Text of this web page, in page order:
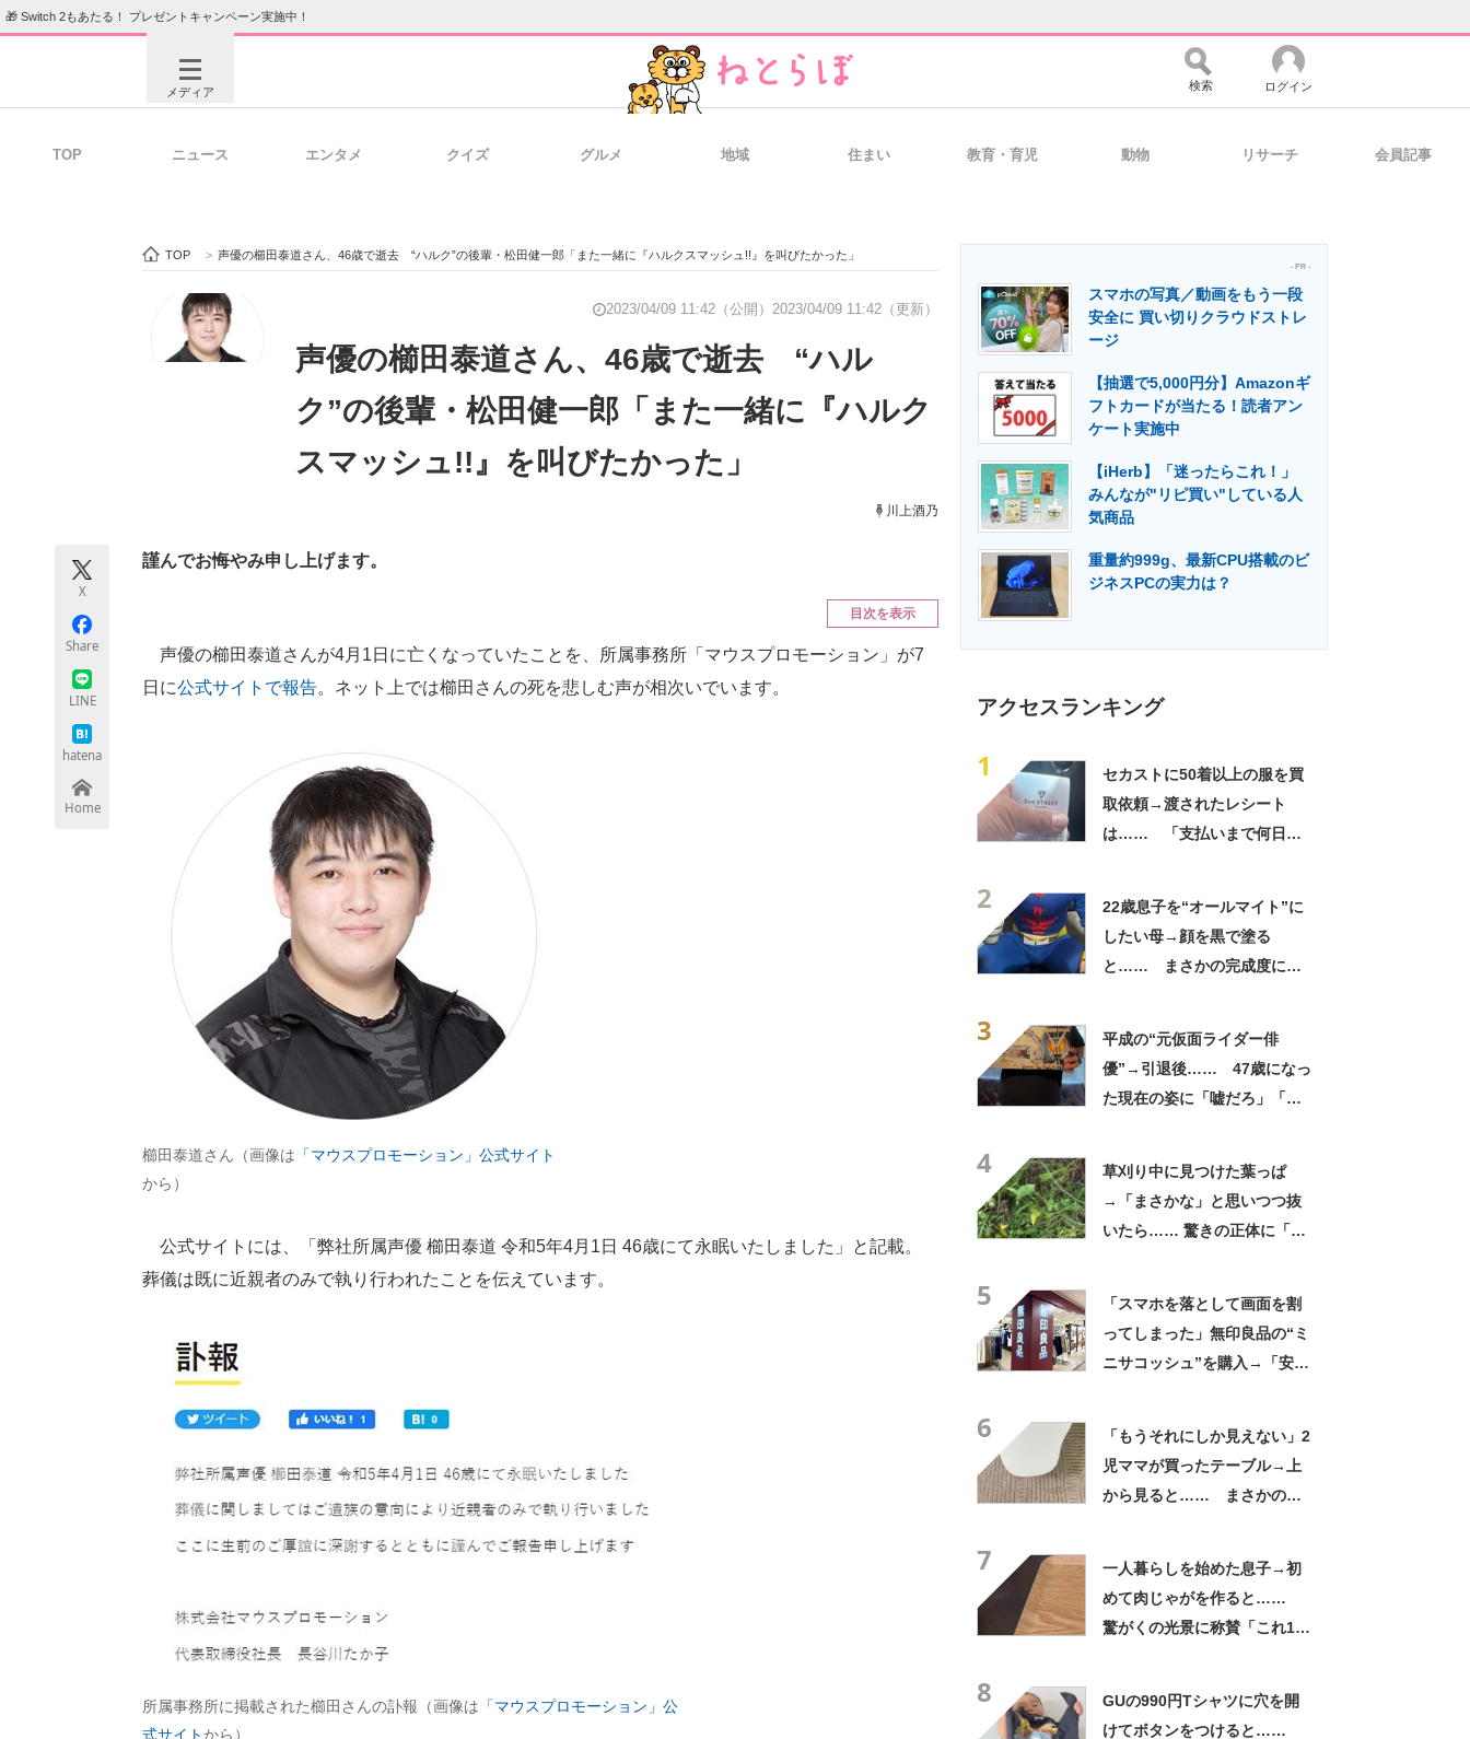
🎁 Switch 2もあたる！ プレゼントキャンペーン実施中！
メディア
ビジネスと働き方のヒント 経営リーダーのコミュニティ マーケ×ITの今がよく分かる
ITエンジニア向け専門サイト 企業向けIT製品の総合サイト IT製品の技術・比較・事例 製造業のIT導入・活用を支援
エネルギーの専門メディア 建設×テクノロジーの最前線
検索 ログイン
TOP ニュース エンタメ クイズ グルメ 地域 住まい 教育・育児 動物 リサーチ 会員記事
TOP > 声優の櫛田泰道さん、46歳で逝去 “ハルク”の後輩・松田健一郎「また一緒に『ハルクスマッシュ!!』を叫びたかった」
2023/04/09 11:42（公開） 2023/04/09 11:42（更新）
声優の櫛田泰道さん、46歳で逝去 “ハル
ク”の後輩・松田健一郎「また一緒に『ハルク
スマッシュ!!』を叫びたかった」
川上酒乃
X
Share
LINE
hatena
Home
謹んでお悔やみ申し上げます。
目次を表示
声優の櫛田泰道さんが4月1日に亡くなっていたことを、所属事務所「マウスプロモーション」が7
日に公式サイトで報告。ネット上では櫛田さんの死を悲しむ声が相次いでいます。
櫛田泰道さん（画像は 「マウスプロモーション」公式サイト
から）
公式サイトには、「弊社所属声優 櫛田泰道 令和5年4月1日 46歳にて永眠いたしました」と記載。
葬儀は既に近親者のみで執り行われたことを伝えています。
所属事務所に掲載された櫛田さんの訃報（画像は 「マウスプロモーション」公
式サイトから）
- PR -
スマホの写真／動画をもう一段
安全に 買い切りクラウドストレ
ージ
【抽選で5,000円分】Amazonギ
フトカードが当たる！読者アン
ケート実施中
【iHerb】「迷ったらこれ！」
みんなが"リピ買い"している人
気商品
重量約999g、最新CPU搭載のビ
ジネスPCの実力は？
アクセスランキング
1
セカストに50着以上の服を買
取依頼→渡されたレシート
は…… 「支払いまで何日か
2
22歳息子を“オールマイト”に
したい母→顔を黒で塗る
と…… まさかの完成度に
3
平成の“元仮面ライダー俳
優”→引退後…… 47歳になっ
た現在の姿に「嘘だろ」「声
4
草刈り中に見つけた葉っぱ
→「まさかな」と思いつつ抜
いたら…… 驚きの正体に「お
5
「スマホを落として画面を割
ってしまった」無印良品の“ミ
ニサコッシュ”を購入→「安心
6
「もうそれにしか見えない」2
児ママが買ったテーブル→上
から見ると…… まさかの光
7
一人暮らしを始めた息子→初
めて肉じゃがを作ると……
驚がくの光景に称賛「これ1番
8
GUの990円Tシャツに穴を開
けてボタンをつけると……